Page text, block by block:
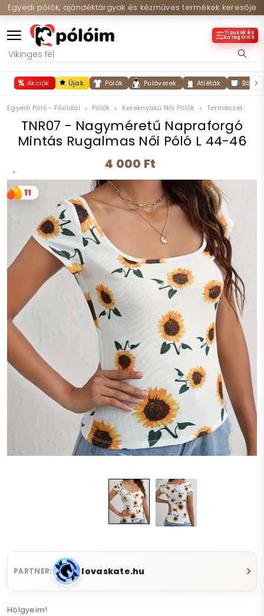
Egyedi pólók, ajándéktárgyak és kézműves termékek keresője
Típusok és
kategóriák
Akciók Újak Pólók Pulóverek Atléták
Egyedi Póló - Főoldal Pólók Kereknyakú Női Pólók Természet
TNR07 - Nagyméretű Napraforgó
Mintás Rugalmas Női Póló L 44-46
4 000 Ft
11
PARTNER: lovaskate.hu
Hölgyeim!